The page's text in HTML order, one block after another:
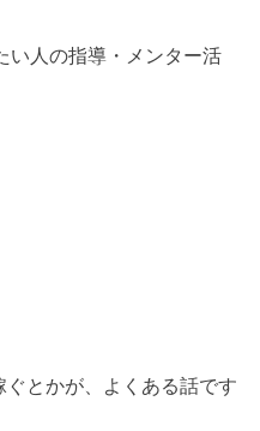
い人の指導・メンター活
とかが、よくある話です